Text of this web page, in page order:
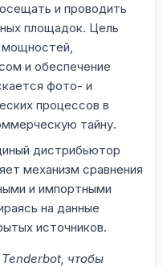
и проводить
площадок. Цель
и обеспечение
фото- и
процессов в
тайну.
дистрибьютор
механизм сравнения
и импортными
на данные
источников.
чтобы